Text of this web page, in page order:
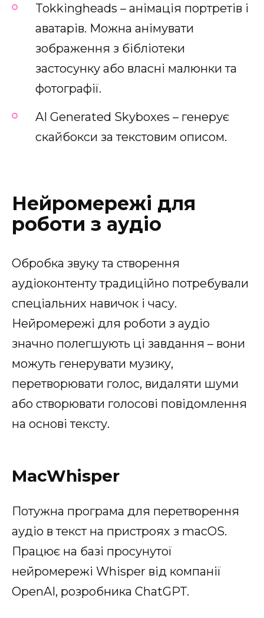
Tokkingheads – анімація портретів і
аватарів. Можна анімувати
зображення з бібліотеки
застосунку або власні малюнки та
фотографії.
AI Generated Skyboxes – генерує
скайбокси за текстовим описом.
Нейромережі для
роботи з аудіо
Обробка звуку та створення
аудіоконтенту традиційно потребували
спеціальних навичок і часу.
Нейромережі для роботи з аудіо
значно полегшують ці завдання – вони
можуть генерувати музику,
перетворювати голос, видаляти шуми
або створювати голосові повідомлення
на основі тексту.
MacWhisper
Потужна програма для перетворення
аудіо в текст на пристроях з macOS.
Працює на базі просунутої
нейромережі Whisper від компанії
OpenAI, розробника ChatGPT.